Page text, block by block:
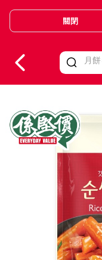
Valid Until
關閉